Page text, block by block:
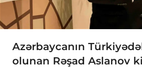
Azərbaycanın
olunan Rəşad Aslanov